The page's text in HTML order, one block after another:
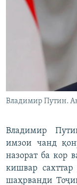
Владимир Путин.
Владимир
имзои чанд
назорат ба кор
кишвар
шаҳрванди